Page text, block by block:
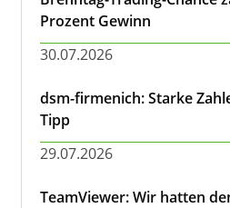
Prozent Gewinn
30.07.2026
dsm-firmenich: Starke
Tipp
29.07.2026
TeamViewer: Wir hatten